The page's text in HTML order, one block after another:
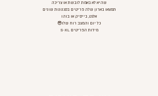
שהיא לא באמת לובשת או צריכה
תמצאו בארון שלה פריטים בסגנונות שונים
אלגט, בייסיק או בוהו
כל יום והמצב רוח שלו😎
מידות הפריטים S-XL